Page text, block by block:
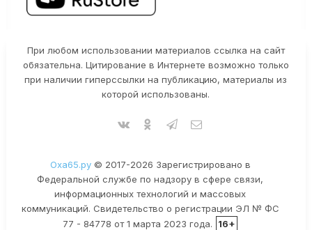
При любом использовании материалов ссылка на сайт
обязательна. Цитирование в Интернете возможно только
при наличии гиперссылки на публикацию, материалы из
которой использованы.
Оха65.ру© 2017-2026 Зарегистрировано в
Федеральной службе по надзору в сфере связи,
информационных технологий и массовых
коммуникаций. Свидетельство о регистрации ЭЛ № ФС
77 - 84778 от 1 марта 2023 года.
16+